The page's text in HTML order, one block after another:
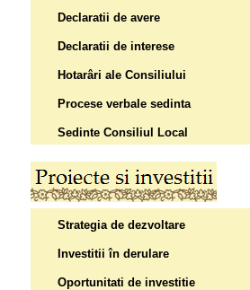
Declaratii de avere
Declaratii de interese
Hotarâri ale Consiliului
Procese verbale sedinta
Sedinte Consiliul Local
Strategia de dezvoltare
Investitii în derulare
Oportunitati de investitie